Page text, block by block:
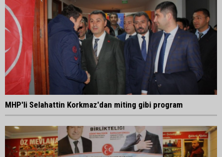
MHP'li Selahattin Korkmaz'dan miting gibi program